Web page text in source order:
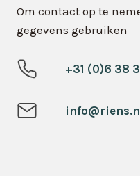
Om contact op te
gegevens gebruiken
+31 (0)6 38